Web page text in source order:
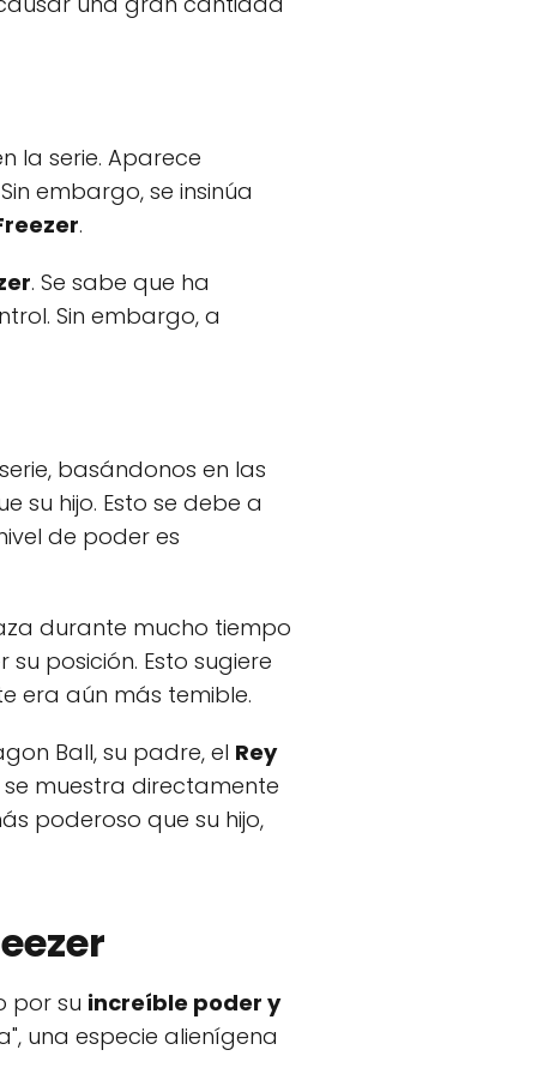
la serie. Aparece
embargo, se insinúa
.
. Se sabe que ha
Sin embargo, a
basándonos en las
su hijo. Esto se debe a
de poder es
durante mucho tiempo
posición. Esto sugiere
era aún más temible.
Ball, su padre, el Rey
se muestra directamente
poderoso que su hijo,
por su increíble poder y
una especie alienígena